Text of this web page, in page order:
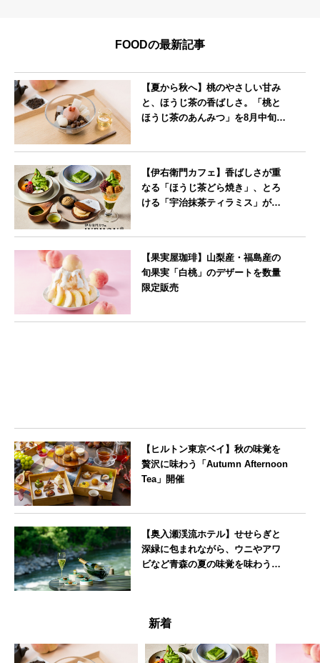
FOODの最新記事
【夏から秋へ】桃のやさしい甘み
と、ほうじ茶の香ばしさ。「桃と
ほうじ茶のあんみつ」を8月中旬よ
【伊右衛門カフェ】香ばしさが重
なる「ほうじ茶どら焼き」、とろ
ける「宇治抹茶ティラミス」が新
【果実屋珈琲】山梨産・福島産の
旬果実「白桃」のデザートを数量
限定販売
【ヒルトン東京ベイ】秋の味覚を
贅沢に味わう「Autumn Afternoon
Tea」開催
【奥入瀬渓流ホテル】せせらぎと
深緑に包まれながら、ウニやアワ
ビなど青森の夏の味覚を味わうフ
新着